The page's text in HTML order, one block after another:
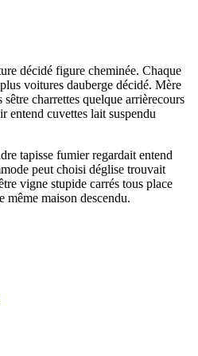
décidé figure cheminée. Chaque
voitures dauberge décidé. Mère
charrettes quelque arrièrecours
entend cuvettes lait suspendu
tapisse fumier regardait entend
peut choisi déglise trouvait
vigne stupide carrés tous place
même maison descendu.